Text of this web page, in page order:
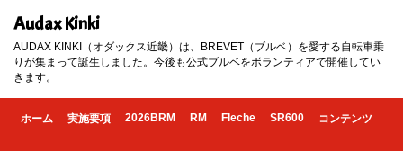
Audax Kinki
AUDAX KINKI（オダックス近畿）は、BREVET（ブルベ）を愛する自転車乗
りが集まって誕生しました。今後も公式ブルベをボランティアで開催してい
きます。
ホーム 実施要項 2026BRM RM Fleche SR600 コンテンツ